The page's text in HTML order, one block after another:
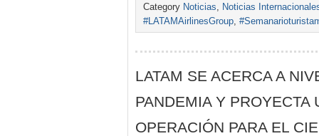
Category Noticias, Noticias
#LATAMAirlinesGroup,
LATAM SE ACERCA A
PANDEMIA Y PROYECTA
OPERACIÓN PARA EL